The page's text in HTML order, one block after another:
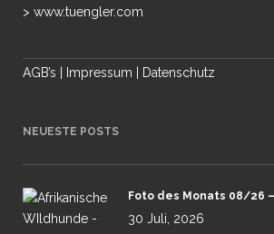
> www.tuengler.com
AGB’s Impressum Datenschutz
NEUESTE POSTS
Foto des Monats 08/26
30 Juli, 2026